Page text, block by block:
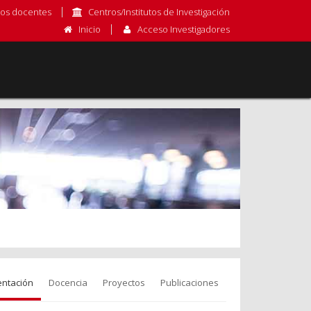
docentes
Centros/Institutos de Investigación
Inicio
Acceso Investigadores
Docencia Proyectos Publicaciones